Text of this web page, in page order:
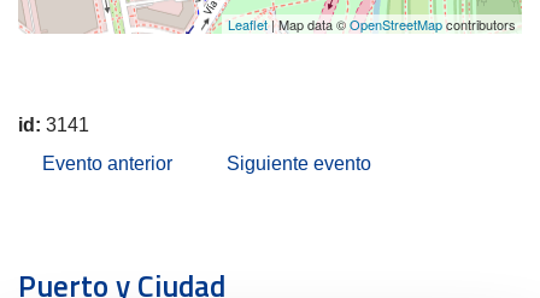
Leaflet| Map data ©OpenStreetMapcontributors
id: 3141
Evento anterior
Siguiente evento
Puerto y Ciudad